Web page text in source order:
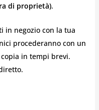
di proprietà).
in negozio con la tua
procederanno con un
in tempi brevi.